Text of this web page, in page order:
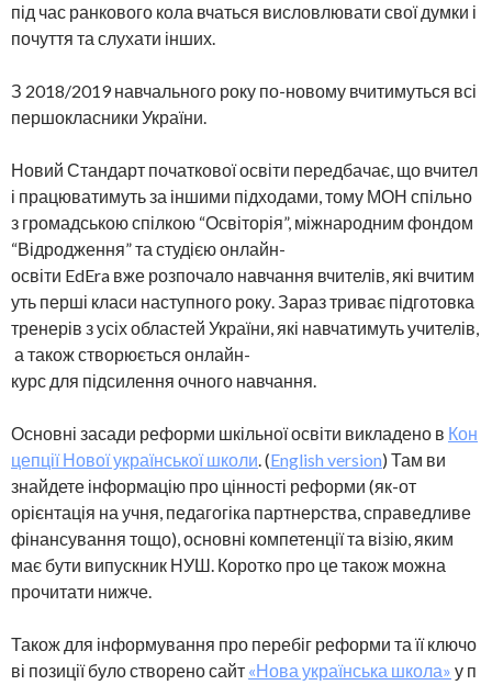
під час ранкового кола вчаться висловлювати свої думки і
почуття та слухати інших.
З 2018/2019 навчального року по-новому вчитимуться всі
першокласники України.
Новий Стандарт початкової освіти передбачає, що вчител
і працюватимуть за іншими підходами, тому МОН спільно
з громадською спілкою “Освіторія”, міжнародним фондом
“Відродження” та студією онлайн-
освіти EdEra вже розпочало навчання вчителів, які вчитим
уть перші класи наступного року. Зараз триває підготовка
тренерів з усіх областей України, які навчатимуть учителів,
а також створюється онлайн-
курс для підсилення очного навчання.
Основні засади реформи шкільної освіти викладено в Кон
цепції Нової української школи. (English version) Там ви
знайдете інформацію про цінності реформи (як-от
орієнтація на учня, педагогіка партнерства, справедливе
фінансування тощо), основні компетенції та візію, яким
має бути випускник НУШ. Коротко про це також можна
прочитати нижче.
Також для інформування про перебіг реформи та її ключо
ві позиції було створено сайт «Нова українська школа» у п